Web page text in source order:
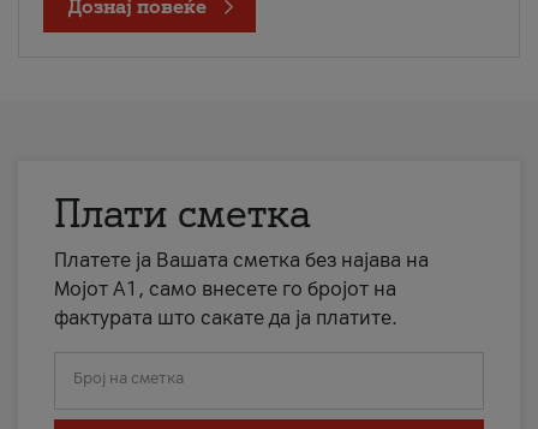
Дознај повеќе
Плати сметка
Платете ја Вашата сметка без најава на
Мојот А1, само внесете го бројот на
фактурата што сакате да ја платите.
Број на сметка